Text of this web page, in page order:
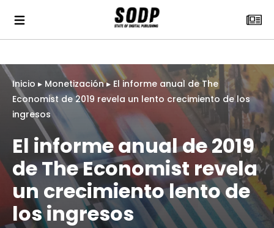
Inicio ▸ Monetización▸ El informe anual de The
Economist de 2019 revela un lento crecimiento de los
ingresos
El informe anual de 2019
de The Economist revela
un crecimiento lento de
los ingresos